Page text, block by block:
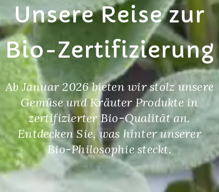
Unsere Reise zur
Bio-Zertifizierung
Ab Januar 2026 bieten wir stolz unsere
Gemüse und Kräuter Produkte in
zertifizierter Bio-Qualität an.
Entdecken Sie, was hinter unserer
Bio-Philosophie steckt.